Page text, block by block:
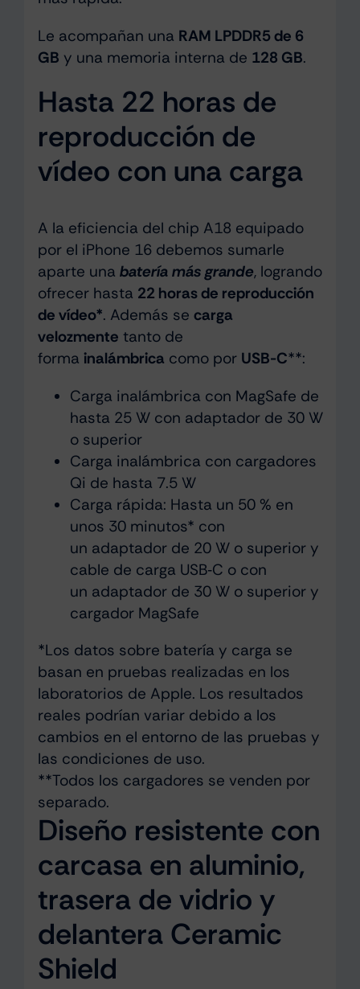
Le acompañan una RAM LPDDR5 de 6
GB y una memoria interna de 128 GB.
Hasta 22 horas de
reproducción de
vídeo con una carga
A la eficiencia del chip A18 equipado
por el iPhone 16 debemos sumarle
aparte una batería más grande, logrando
ofrecer hasta 22 horas de reproducción
de vídeo*. Además se carga
velozmente tanto de
forma inalámbrica como por USB-C**:
Carga inalámbrica con MagSafe de
hasta 25 W con adaptador de 30 W
o superior
Carga inalámbrica con cargadores
Qi de hasta 7.5 W
Carga rápida: Hasta un 50 % en
unos 30 minutos* con
un adaptador de 20 W o superior y
cable de carga USB‑C o con
un adaptador de 30 W o superior y
cargador MagSafe
*Los datos sobre batería y carga se
basan en pruebas realizadas en los
laboratorios de Apple. Los resultados
reales podrían variar debido a los
cambios en el entorno de las pruebas y
las condiciones de uso.
**Todos los cargadores se venden por
separado.
Diseño resistente con
carcasa en aluminio,
trasera de vidrio y
delantera Ceramic
Shield